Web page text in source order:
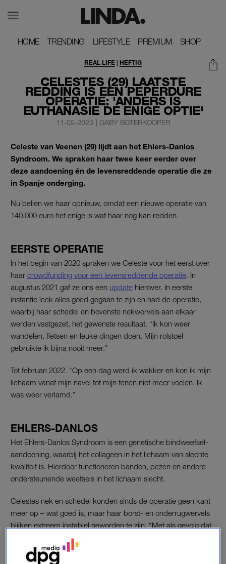
HOME
HOME TRENDING
TRENDING LIFESTYLE
LIFESTYLE PREMIUM
PREMIUM SHOP
SHOP
CELESTES (29) LAATSTE
REDDING IS EEN PEPERDURE
OPERATIE: 'ANDERS IS
EUTHANASIE DE ENIGE OPTIE'
REAL LIFE | HEFTIG
11-09-2023 | GABY BOTERKOOPER
Celeste van Veenen (29) lijdt aan het Ehlers-Danlos
Syndroom. We spraken haar twee keer eerder over
deze aandoening én de levensreddende operatie die ze
in Spanje onderging.
Nu bellen we haar opnieuw, omdat een nieuwe operatie van
140.000 euro het enige is wat haar nog kan redden.
EERSTE OPERATIE
In het begin van 2020 spraken we Celeste voor het eerst over
haar crowdfunding voor een levensreddende operatie. In
augustus 2021 gaf ze ons een update hierover. In eerste
instantie leek alles goed gegaan te zijn en had de operatie,
waarbij haar schedel en bovenste nekwervels aan elkaar
werden vastgezet, het gewenste resultaat. “Ik kon weer
wandelen, fietsen en leuke dingen doen. Mijn rolstoel
gebruikte ik bijna nooit meer.”
Tot februari 2022. “Op een dag werd ik wakker en kon ik mijn
lichaam vanaf mijn navel tot mijn tenen niet meer voelen. Ik
was weer verlamd.”
EHLERS-DANLOS
Het Ehlers-Danlos Syndroom is een genetische bindweefsel-
aandoening, waarbij het collageen in het lichaam van slechte
kwaliteit is. Hierdoor functioneren banden, pezen en andere
ondersteunende weefsels in het lichaam slecht.
Celestes nek en schedel konden sinds de operatie geen kant
meer op – wat goed is, maar haar borst- en onderrugwervels
blijken extreem instabiel geworden te zijn. “Met als gevolg dat
mijn blaas, darmen en benen – eigenlijk alles onder m’n navel
– niet meer werkt, doordat mijn zenuwen bekneld zitten tussen
die wervels en er dus geen doorgifte van prikkels plaatsvindt.”